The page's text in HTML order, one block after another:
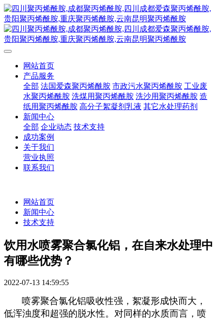
网站首页
产品服务
全部 法国爱森聚丙烯酰胺 市政污水聚丙烯酰胺 工业废
水聚丙烯酰胺 洗煤用聚丙烯酰胺 洗沙用聚丙烯酰胺 造
纸用聚丙烯酰胺 高分子絮凝剂乳液 其它水处理药剂
新闻中心
全部 企业动态 技术支持
成功案例
关于我们
营业执照
联系我们
网站首页
新闻中心
技术支持
饮用水喷雾聚合氯化铝，在自来水处理中
有哪些优势？
2022-07-13 14:59:55
喷雾聚合氯化铝吸收性强，絮凝形成快而大，
低浑浊度和超强的脱水性。对同样的水质而言，喷